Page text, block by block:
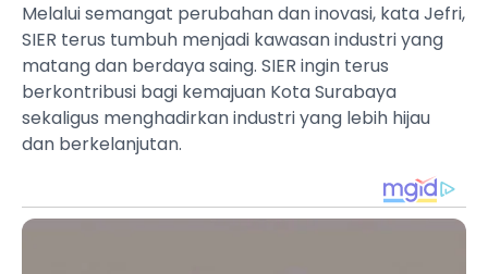
Melalui semangat perubahan dan inovasi, kata Jefri,
SIER terus tumbuh menjadi kawasan industri yang
matang dan berdaya saing. SIER ingin terus
berkontribusi bagi kemajuan Kota Surabaya
sekaligus menghadirkan industri yang lebih hijau
dan berkelanjutan.